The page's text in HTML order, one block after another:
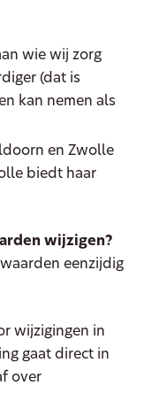
wie wij zorg
(dat is
kan nemen als
en Zwolle
biedt haar
wijzigen?
eenzijdig
wijzigingen in
gaat direct in
over